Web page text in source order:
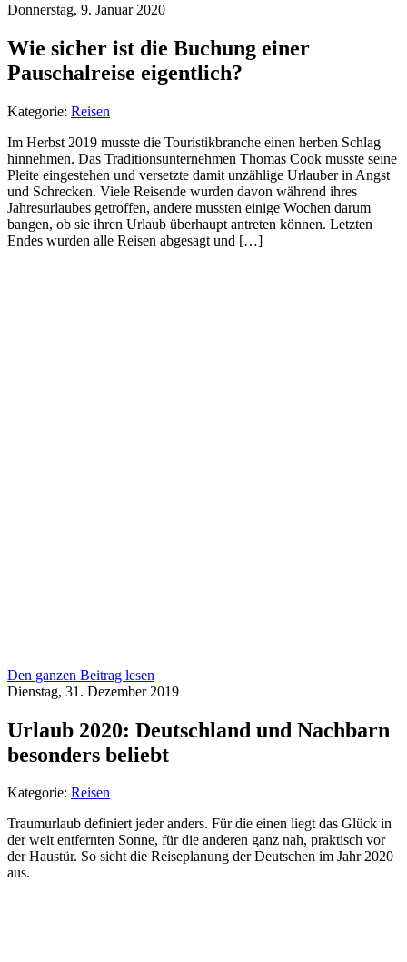
Donnerstag, 9. Januar 2020
Wie sicher ist die Buchung einer
Pauschalreise eigentlich?
Kategorie: Reisen
Im Herbst 2019 musste die Touristikbranche einen herben Schlag
hinnehmen. Das Traditionsunternehmen Thomas Cook musste seine
Pleite eingestehen und versetzte damit unzählige Urlauber in Angst
und Schrecken. Viele Reisende wurden davon während ihres
Jahresurlaubes getroffen, andere mussten einige Wochen darum
bangen, ob sie ihren Urlaub überhaupt antreten können. Letzten
Endes wurden alle Reisen abgesagt und […]
Den ganzen Beitrag lesen
Dienstag, 31. Dezember 2019
Urlaub 2020: Deutschland und Nachbarn
besonders beliebt
Kategorie: Reisen
Traumurlaub definiert jeder anders. Für die einen liegt das Glück in
der weit entfernten Sonne, für die anderen ganz nah, praktisch vor
der Haustür. So sieht die Reiseplanung der Deutschen im Jahr 2020
aus.